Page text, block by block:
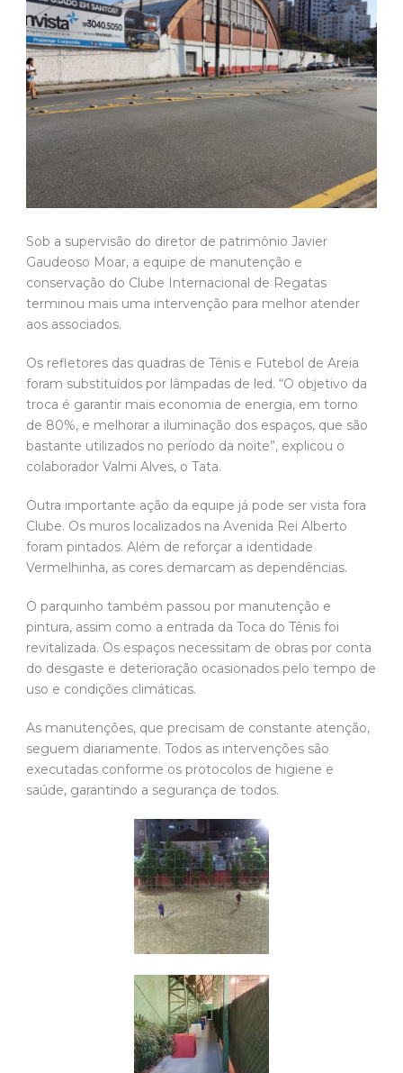
Sob a supervisão do diretor de patrimônio Javier
Gaudeoso Moar, a equipe de manutenção e
conservação do Clube Internacional de Regatas
terminou mais uma intervenção para melhor atender
aos associados.
Os refletores das quadras de Tênis e Futebol de Areia
foram substituídos por lâmpadas de led. “O objetivo da
troca é garantir mais economia de energia, em torno
de 80%, e melhorar a iluminação dos espaços, que são
bastante utilizados no período da noite”, explicou o
colaborador Valmi Alves, o Tata.
Outra importante ação da equipe já pode ser vista fora
Clube. Os muros localizados na Avenida Rei Alberto
foram pintados. Além de reforçar a identidade
Vermelhinha, as cores demarcam as dependências.
O parquinho também passou por manutenção e
pintura, assim como a entrada da Toca do Tênis foi
revitalizada. Os espaços necessitam de obras por conta
do desgaste e deterioração ocasionados pelo tempo de
uso e condições climáticas.
As manutenções, que precisam de constante atenção,
seguem diariamente. Todos as intervenções são
executadas conforme os protocolos de higiene e
saúde, garantindo a segurança de todos.